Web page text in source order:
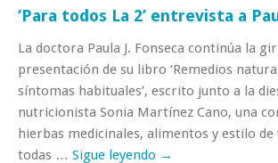
‘Para todos La 2’ entrevista a
La doctora Paula J. Fonseca continúa la
presentación de su libro ‘Remedios
síntomas habituales’, escrito junto a la
nutricionista Sonia Martínez Cano, una
hierbas medicinales, alimentos y estilo de
todas … Sigue leyendo →